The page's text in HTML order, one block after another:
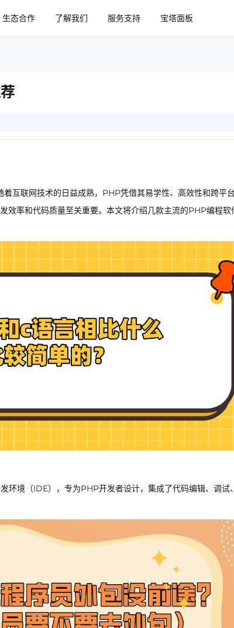
生态合作 了解我们 服务支持
宝塔面板
互联网技术的日益成熟，PHP凭借其易学性、高效性和跨平
效率和代码质量至关重要。本文将介绍几款主流的PHP编程软
境（IDE），专为PHP开发者设计，集成了代码编辑、调试